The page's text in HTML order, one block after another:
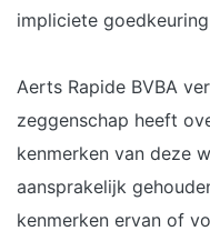
impliciete
Aerts Rapide BVBA
zeggenschap heeft
kenmerken van deze
aansprakelijk
kenmerken ervan of